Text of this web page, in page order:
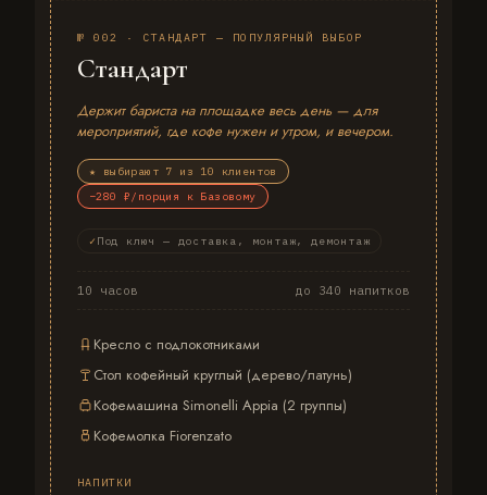
№ 002 · СТАНДАРТ — ПОПУЛЯРНЫЙ ВЫБОР
Стандарт
Держит бариста на площадке весь день — для
мероприятий, где кофе нужен и утром, и вечером.
★ выбирают 7 из 10 клиентов
−280 ₽/порция к Базовому
Под ключ — доставка, монтаж, демонтаж
10 часов до 340 напитков
Кресло с подлокотниками
Стол кофейный круглый (дерево/латунь)
Кофемашина Simonelli Appia (2 группы)
Кофемолка Fiorenzato
НАПИТКИ